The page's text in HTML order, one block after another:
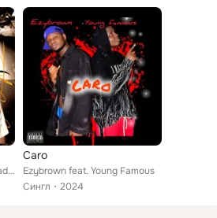
Various Artists, D12, Da Brigade, Mr. Porter, Swifty McVay, Flame, Proof, Young Famous, Hash, Obie Trice, Salam Wreck, Marv Won,...
Caro
Ezybrown feat. Young Famous
Сингл
2024